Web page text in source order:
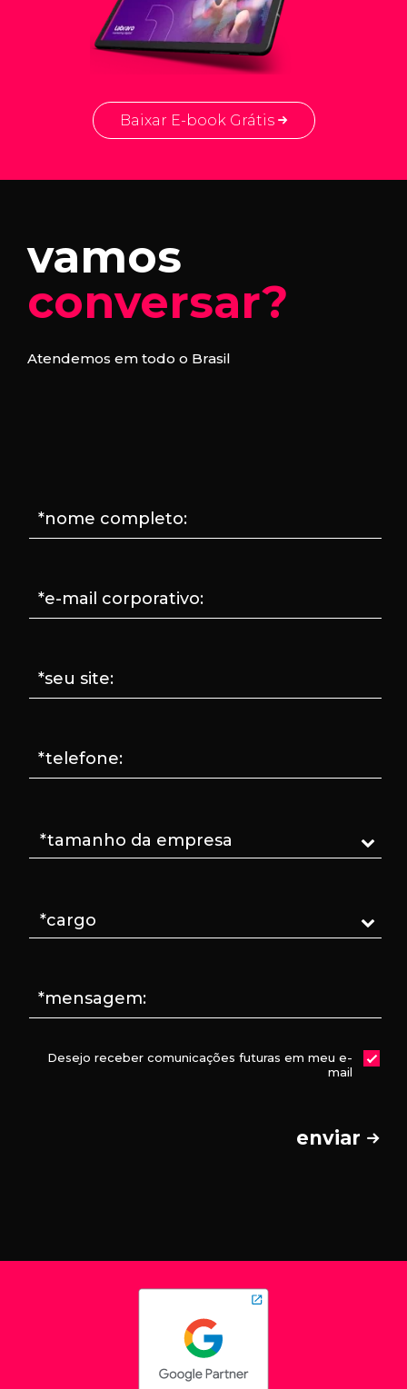
Baixar E-book Grátis
vamos
conversar?
Atendemos em todo o Brasil
*nome completo:
*e-mail corporativo:
*seu site:
*telefone:
*mensagem:
Desejo receber comunicações futuras em meu e-
mail
enviar